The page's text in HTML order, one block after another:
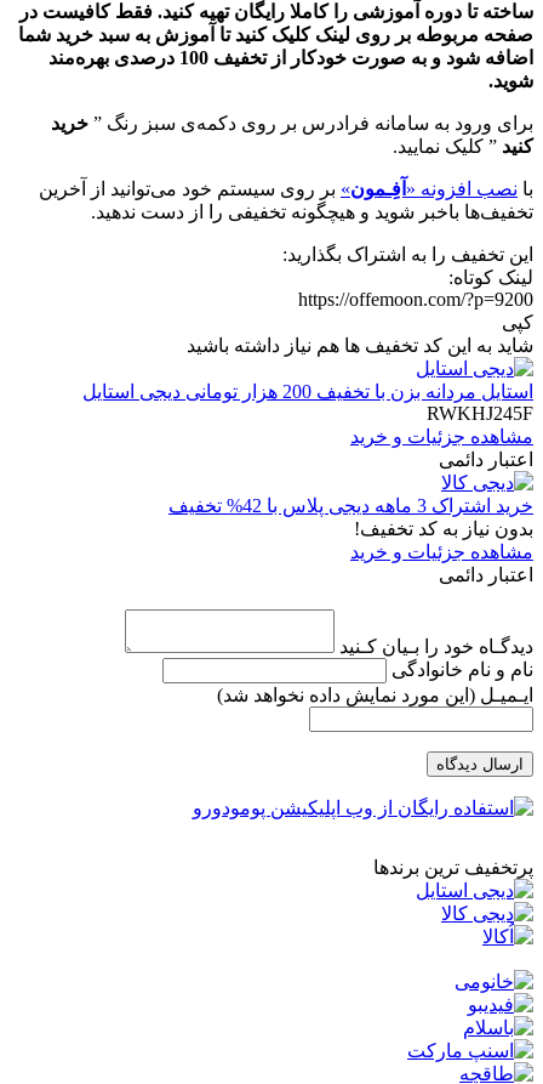
ساخته تا دوره آموزشی را کاملا رایگان تهیه کنید. فقط کافیست در
صفحه مربوطه بر روی لینک کلیک کنید تا آموزش به سبد خرید شما
اضافه شود و به صورت خودکار از تخفیف 100 درصدی بهره‌مند
شوید.
برای ورود به سامانه فرادرس بر روی دکمه‌ی سبز رنگ ” خرید
کنید ” کلیک نمایید.
با نصب افزونه « آفِـمون» بر روی سیستم خود می‌توانید از آخرین
تخفیف‌ها باخبر شوید و هیچگونه تخفیفی را از دست ندهید.
این تخفیف را به اشتراک بگذارید:
لینک کوتاه:
https://offemoon.com/?p=9200
کپی
شاید به این کد تخفیف ها هم نیاز داشته باشید
استایل مردانه بزن با تخفیف 200 هزار تومانی دیجی استایل
RWKHJ245F
مشاهده جزئیات و خرید
اعتبار دائمی
خرید اشتراک 3 ماهه دیجی پلاس با 42% تخفیف
بدون نیاز به کد تخفیف!
مشاهده جزئیات و خرید
اعتبار دائمی
دیدگـاه خود را بـیان کـنید
نام و نام خانوادگی
ایـمیـل (این مورد نمایش داده نخواهد شد)
ارسال دیدگاه
پرتخفیف ترین برندها